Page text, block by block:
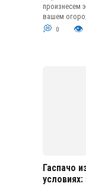
произнесем
вашем
0
Гаспачо